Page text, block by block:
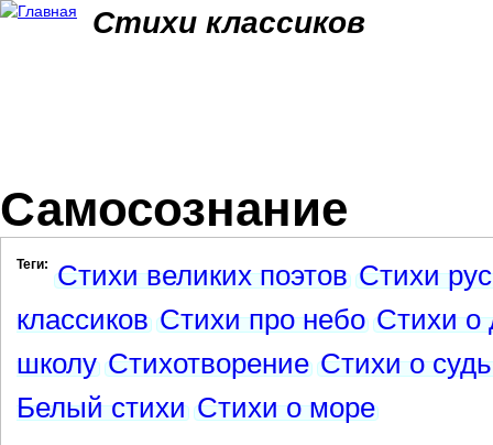
Стихи классиков
Самосознание
Теги: Стихи великих поэтов Стихи
классиков Стихи про небо Стихи о
школу Стихотворение Стихи о
Белый стихи Стихи о море